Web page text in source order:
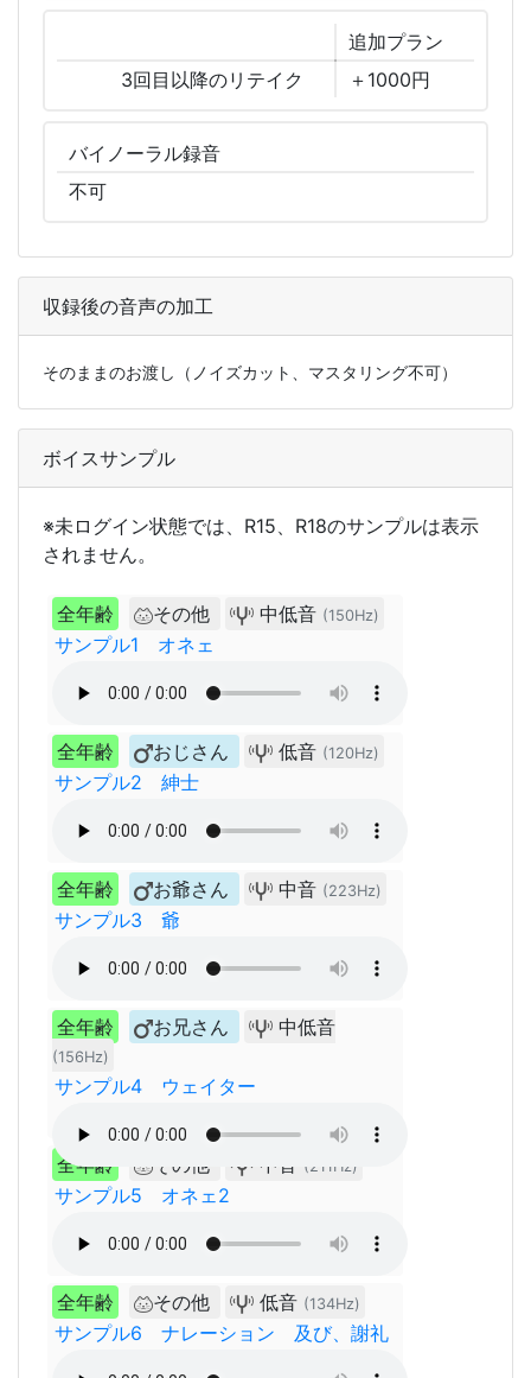
追加プラン
3回目以降のリテイク
＋1000円
バイノーラル録音
不可
収録後の音声の加工
そのままのお渡し（ノイズカット、マスタリング不可）
ボイスサンプル
※未ログイン状態では、R15、R18のサンプルは表示
されません。
全年齢 その他 中低音 (150Hz)
サンプル1 オネェ
全年齢 おじさん 低音 (120Hz)
サンプル2 紳士
全年齢 お爺さん 中音 (223Hz)
サンプル3 爺
全年齢 お兄さん 中低音
(156Hz)
サンプル4 ウェイター
全年齢 その他 中音 (211Hz)
サンプル5 オネェ2
全年齢 その他 低音 (134Hz)
サンプル6 ナレーション 及び、謝礼